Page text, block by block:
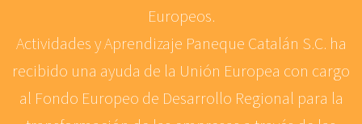
Europeos.
Actividades y Aprendizaje Paneque Catalán S.C. ha
recibido una ayuda de la Unión Europea con cargo
al Fondo Europeo de Desarrollo Regional para la